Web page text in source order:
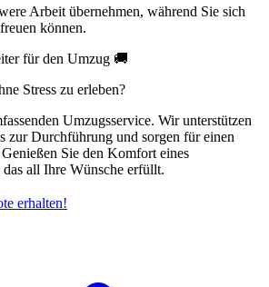
Arbeit übernehmen, während Sie sich
können.
für den Umzug 🚚
Stress zu erleben?
Umzugsservice. Wir unterstützen
zur Durchführung und sorgen für einen
Sie den Komfort eines
all Ihre Wünsche erfüllt.
erhalten!